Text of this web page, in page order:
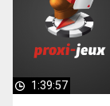
1:39:57